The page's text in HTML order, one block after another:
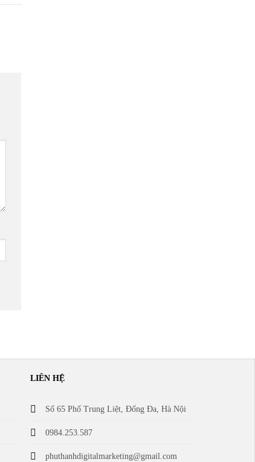
LIÊN HỆ
Số 65 Phố Trung Liệt, Đống Đa, Hà Nội
0984.253.587
phuthanhdigitalmarketing@gmail.com